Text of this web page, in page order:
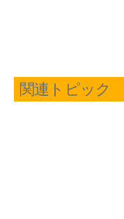
関連トピック